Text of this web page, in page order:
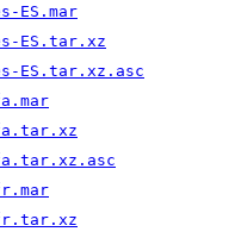
ES.mar
ES.tar.xz
ES.tar.xz.asc